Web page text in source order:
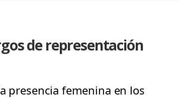
de representación
presencia femenina en los